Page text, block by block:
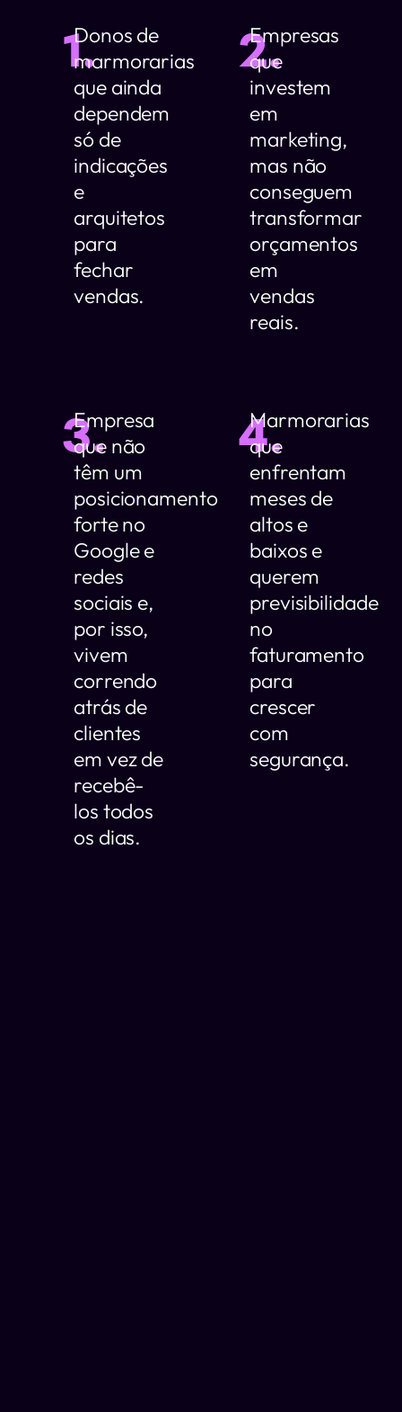
1.
Donos de
marmorarias
que ainda
dependem
só de
indicações
e
arquitetos
para
fechar
vendas.
2.
Empresas
que
investem
em
marketing,
mas não
conseguem
transformar
orçamentos
em
vendas
reais.
3.
Empresa
que não
têm um
posicionamento
forte no
Google e
redes
sociais e,
por isso,
vivem
correndo
atrás de
clientes
em vez de
recebê-
los todos
os dias.
4.
Marmorarias
que
enfrentam
meses de
altos e
baixos e
querem
previsibilidade
no
faturamento
para
crescer
com
segurança.